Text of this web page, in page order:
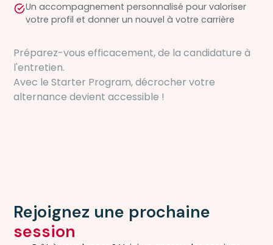
Un accompagnement personnalisé pour valoriser
votre profil et donner un nouvel à votre carrière
Préparez-vous efficacement, de la candidature à
l'entretien.
Avec le Starter Program, décrocher votre
alternance devient accessible !
Rejoignez une prochaine
session